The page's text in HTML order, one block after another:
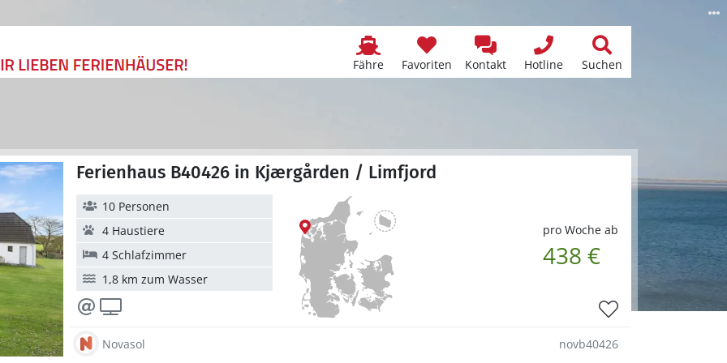
Fähre Favoriten Kontakt Hotline Suchen
Ferienhaus B40426 in Kjærgården / Limfjord
pro Woche ab
438 €
10 Personen
4 Haustiere
4 Schlafzimmer
1,8 km zum Wasser
Novasol novb40426